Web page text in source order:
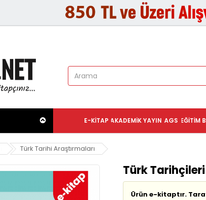
EĞITIM
AGS
AKADEMIK YAYIN
E-KITAP
Türk Tarihi Araştırmaları
Türk
Ürün e-kitaptır.